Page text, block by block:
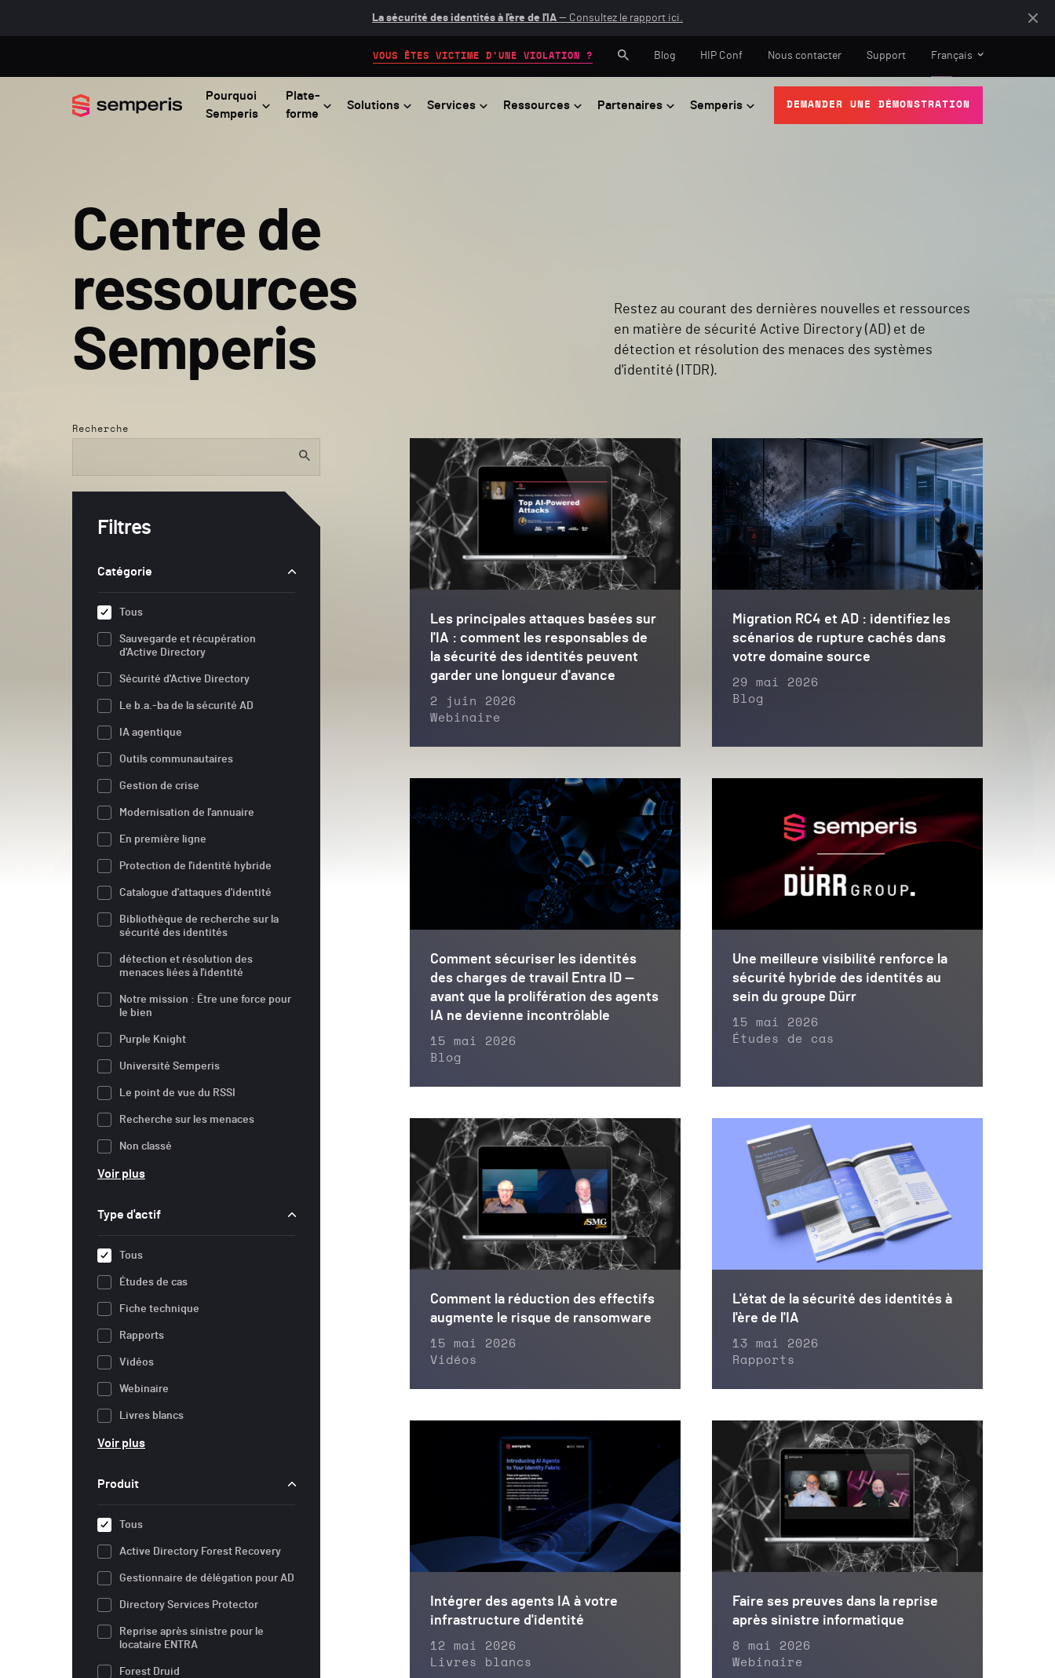
La sécurité des identités à l'ère de l'IA — Consultez le rapport ici.
Pourquoi
Semperis
Plate-
forme
Solutions Services Ressources Partenaires Semperis DEMANDER UNE DÉMONSTRATION
VOUS ÊTES VICTIME D'UNE VIOLATION ? Blog HIP Conf Nous contacter Support Français
Centre de
ressources
Semperis
Restez au courant des dernières nouvelles et ressources
en matière de sécurité Active Directory (AD) et de
détection et résolution des menaces des systèmes
d'identité (ITDR).
Recherche
Filtres
Catégorie
Tous
Sauvegarde et récupération
d'Active Directory
Sécurité d'Active Directory
Le b.a.-ba de la sécurité AD
IA agentique
Outils communautaires
Gestion de crise
Modernisation de l'annuaire
En première ligne
Protection de l'identité hybride
Catalogue d'attaques d'identité
Bibliothèque de recherche sur la
sécurité des identités
détection et résolution des
menaces liées à l'identité
Notre mission : Être une force pour
le bien
Purple Knight
Université Semperis
Le point de vue du RSSI
Recherche sur les menaces
Non classé
Voir plus
Type d'actif
Tous
Études de cas
Fiche technique
Rapports
Vidéos
Webinaire
Livres blancs
Voir plus
Produit
Tous
Active Directory Forest Recovery
Gestionnaire de délégation pour AD
Directory Services Protector
Reprise après sinistre pour le
locataire ENTRA
Forest Druid
Les principales attaques basées sur
l'IA : comment les responsables de
la sécurité des identités peuvent
garder une longueur d'avance
2 juin 2026
Webinaire
Migration RC4 et AD : identifiez les
scénarios de rupture cachés dans
votre domaine source
29 mai 2026
Blog
Comment sécuriser les identités
des charges de travail Entra ID —
avant que la prolifération des agents
IA ne devienne incontrôlable
15 mai 2026
Blog
Une meilleure visibilité renforce la
sécurité hybride des identités au
sein du groupe Dürr
15 mai 2026
Études de cas
Comment la réduction des effectifs
augmente le risque de ransomware
15 mai 2026
Vidéos
L'état de la sécurité des identités à
l'ère de l'IA
13 mai 2026
Rapports
Intégrer des agents IA à votre
infrastructure d'identité
12 mai 2026
Livres blancs
Faire ses preuves dans la reprise
après sinistre informatique
8 mai 2026
Webinaire